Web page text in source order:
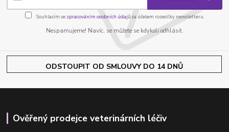
Souhlasím se zpracováním osobních údajůza účelem rozesílky newsletteru.
Nespamujeme! Navíc, se můžete se kdykoli odhlásit.
ODSTOUPIT OD SMLOUVY DO 14 DNŮ
Ověřený prodejce veterinárních léčiv